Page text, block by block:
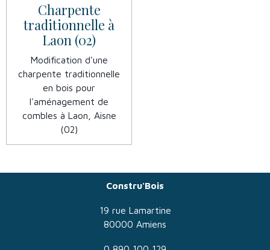
Charpente
traditionnelle à
Laon (02)
Modification d'une
charpente traditionnelle
en bois pour
l'aménagement de
combles à Laon, Aisne
(02)
Constru'Bois
19 rue Lamartine
80000 Amiens